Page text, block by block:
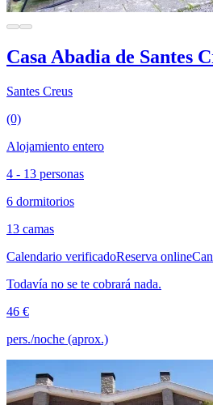
Casa Abadia de Santes
Santes Creus
(0)
Alojamiento entero
4 - 13 personas
6 dormitorios
13 camas
Calendario verificadoReserva online
Todavía no se te cobrará nada.
46 €
pers./noche (aprox.)